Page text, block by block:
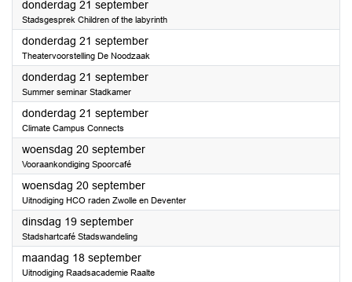
donderdag 21 september2023
Stadsgesprek Children of the labyrinth
donderdag 21 september2023
Theatervoorstelling De Noodzaak
donderdag 21 september2023
Summer seminar Stadkamer
donderdag 21 september2023
Climate Campus Connects
woensdag 20 september2023
Vooraankondiging Spoorcafé
woensdag 20 september2023
Uitnodiging HCO raden Zwolle en Deventer
dinsdag 19 september2023
Stadshartcafé Stadswandeling
maandag 18 september2023
Uitnodiging Raadsacademie Raalte